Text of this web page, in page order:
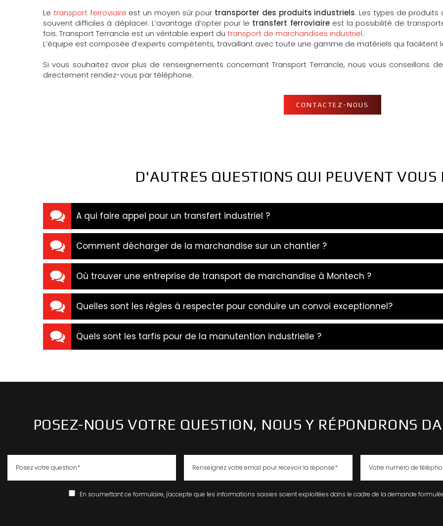
Le transport ferroviaire est un moyen sûr pour transporter des produits industriels. Les types de
souvent difficiles à déplacer. L’avantage d’opter pour le transfert ferroviaireest la possibilité de
fois. Transport Terrancle est un véritable expert du transport de marchandises industriel.
L’équipe est composée d’experts compétents, travaillant avec toute une gamme de matériels qui facilitent
Si vous souhaitez avoir plus de renseignements concernant Transport Terrancle, nous vous conseillons de
directement rendez-vous par téléphone.
CONTACTEZ-NOUS
D'AUTRES QUESTIONS QUI PEUVENT VOUS
A qui faire appel pour un transfert industriel ?
Comment décharger de la marchandise sur un chantier ?
Où trouver une entreprise de transport de marchandise à Montech ?
Quelles sont les règles à respecter pour conduire un convoi exceptionnel?
Quels sont les tarfis pour de la manutention industrielle ?
POSEZ-NOUS VOTRE QUESTION, NOUS Y RÉPONDRONS
En soumettant ce formulaire, j'accepte que les informations saisies soient exploitées dans le cadre de la demande